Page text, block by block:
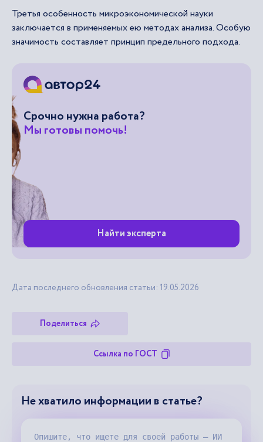
Третья особенность микроэкономической науки
заключается в применяемых ею методах анализа. Особую
значимость составляет принцип предельного подхода.
Срочно нужна работа?
Мы готовы помочь!
Найти эксперта
Дата последнего обновления статьи: 19.05.2026
Поделиться
Ссылка по ГОСТ
Не хватило информации в статье?